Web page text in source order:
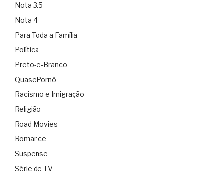
Nota 3.5
Nota 4
Para Toda a Família
Política
Preto-e-Branco
QuasePornô
Racismo e Imigração
Religião
Road Movies
Romance
Suspense
Série de TV